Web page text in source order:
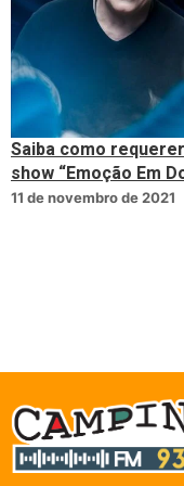
Saiba como
show “Emoção Em
11 de novembro de 2021